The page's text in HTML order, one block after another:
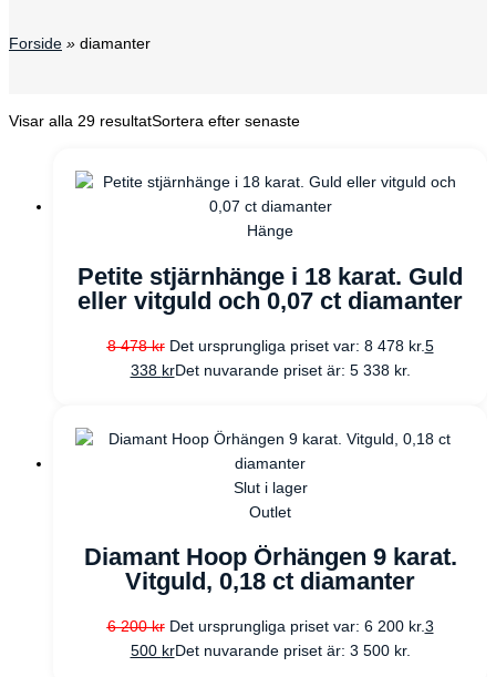
Forside » diamanter
Visar alla 29 resultatSortera efter senaste
Hänge
Petite stjärnhänge i 18 karat. Guld
eller vitguld och 0,07 ct diamanter
8 478kr Det ursprungliga priset var: 8 478 kr. 5
338 krDet nuvarande priset är: 5 338 kr.
Slut i lager
Outlet
Diamant Hoop Örhängen 9 karat.
Vitguld, 0,18 ct diamanter
6 200kr Det ursprungliga priset var: 6 200 kr.3
500 krDet nuvarande priset är: 3 500 kr.